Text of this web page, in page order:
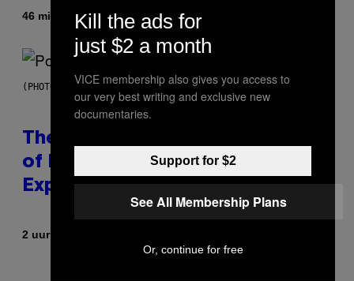
46 minuten geledenDoorLuis Prada
(PHOTO BY JO HALE/GETTY IMAGES)
The Entire Emotional Spectrum
of Having a Sibling Can Be
Explained in Just 4 Pop Songs
2 uur geleden
Kill the ads for
just $2 a month
VICE membership also gives you access to
our very best writing and exclusive new
documentaries.
Support for $2
See All Membership Plans
Or, continue for free